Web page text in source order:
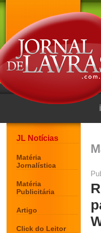
JL Notícias
Matéria
Jornalística
Matéria
Publicitária
Artigo
Click do Leitor